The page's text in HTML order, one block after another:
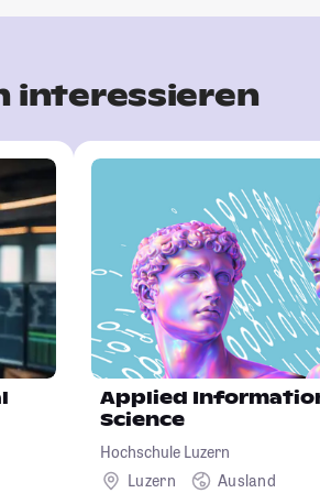
interessieren
Applied
Science
Hochschule Luzern
Luzern
Ausland